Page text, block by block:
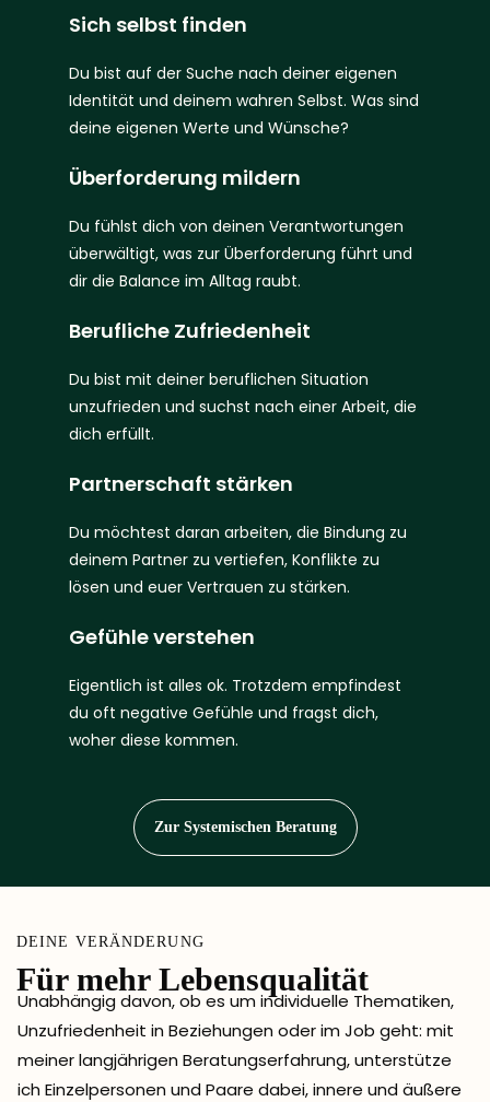
Sich selbst finden
Du bist auf der Suche nach deiner eigenen
Identität und deinem wahren Selbst. Was sind
deine eigenen Werte und Wünsche?
Überforderung mildern
Du fühlst dich von deinen Verantwortungen
überwältigt, was zur Überforderung führt und
dir die Balance im Alltag raubt.
Berufliche Zufriedenheit
Du bist mit deiner beruflichen Situation
unzufrieden und suchst nach einer Arbeit, die
dich erfüllt.
Partnerschaft stärken
Du möchtest daran arbeiten, die Bindung zu
deinem Partner zu vertiefen, Konflikte zu
lösen und euer Vertrauen zu stärken.
Gefühle verstehen
Eigentlich ist alles ok. Trotzdem empfindest
du oft negative Gefühle und fragst dich,
woher diese kommen.
Zur Systemischen Beratung
DEINE VERÄNDERUNG
Für mehr Lebensqualität ​
Unabhängig davon, ob es um individuelle Thematiken,
Unzufriedenheit in Beziehungen oder im Job geht: mit
meiner langjährigen Beratungserfahrung, unterstütze
ich Einzelpersonen und Paare dabei, innere und äußere